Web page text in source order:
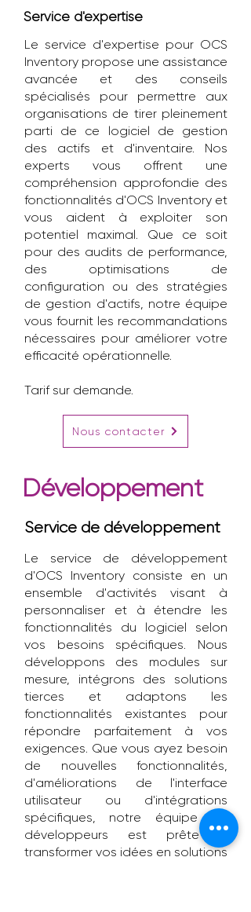
Service d'expertise
Le service d'expertise pour OCS
Inventory propose une assistance
avancée et des conseils
spécialisés pour permettre aux
organisations de tirer pleinement
parti de ce logiciel de gestion
des actifs et d'inventaire. Nos
experts vous offrent une
compréhension approfondie des
fonctionnalités d'OCS Inventory et
vous aident à exploiter son
potentiel maximal. Que ce soit
pour des audits de performance,
des optimisations de
configuration ou des stratégies
de gestion d'actifs, notre équipe
vous fournit les recommandations
nécessaires pour améliorer votre
efficacité opérationnelle.
Tarif sur demande.
Nous contacter
Développement
Service de développement
Le service de développement
d'OCS Inventory consiste en un
ensemble d'activités visant à
personnaliser et à étendre les
fonctionnalités du logiciel selon
vos besoins spécifiques. Nous
développons des modules sur
mesure, intégrons des solutions
tierces et adaptons les
fonctionnalités existantes pour
répondre parfaitement à vos
exigences. Que vous ayez besoin
de nouvelles fonctionnalités,
d'améliorations de l'interface
utilisateur ou d'intégrations
spécifiques, notre équipe de
développeurs est prête à
transformer vos idées en solutions